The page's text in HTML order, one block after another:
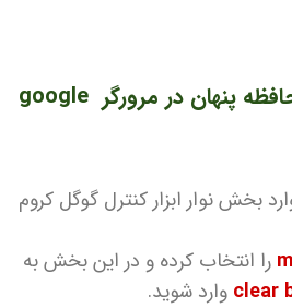
چگونگی پاک کردن حافظه پنهان در مرورگر google
بخش نوار ابزار کنترل گوگل کروم
را انتخاب کرده و در این بخش به
clear وارد شوید.